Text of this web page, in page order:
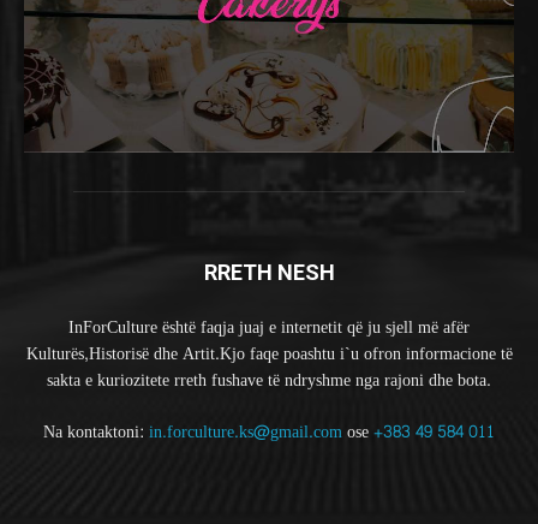
RRETH NESH
InForCulture është faqja juaj e internetit që ju sjell më afër
Kulturës,Historisë dhe Artit.Kjo faqe poashtu i`u ofron informacione të
sakta e kuriozitete rreth fushave të ndryshme nga rajoni dhe bota.
Na kontaktoni: in.forculture.ks@gmail.comose+383 49 584 011